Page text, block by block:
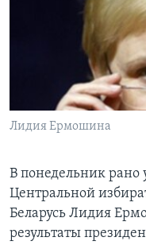
Learning English
СОЦИАЛЬНЫЕ СЕТИ
Лидия Ермошина
В понедельник рано
Центральной
Беларусь Лидия
результаты